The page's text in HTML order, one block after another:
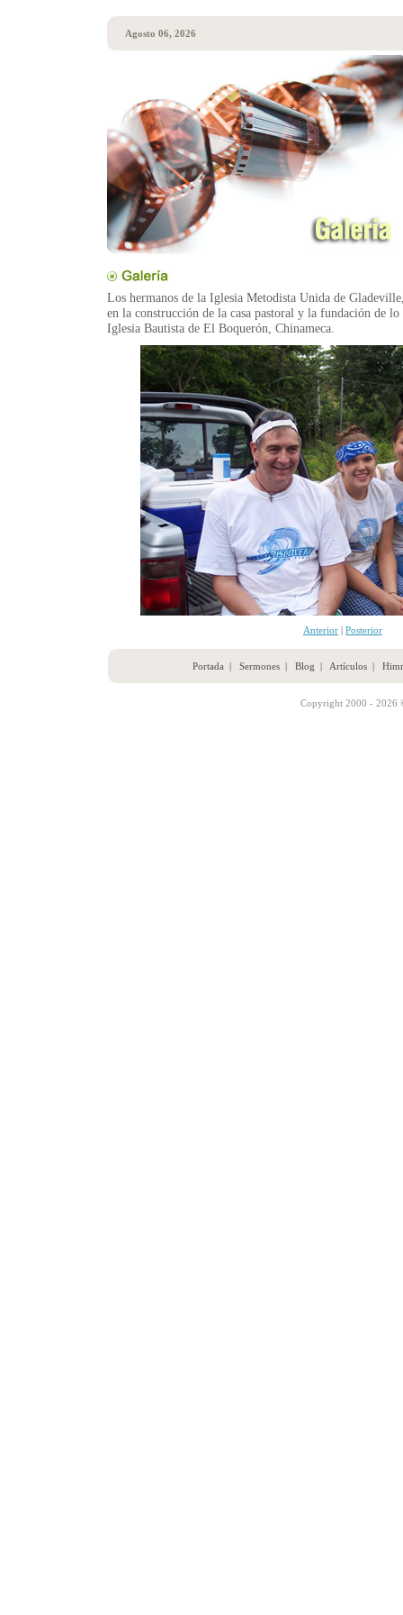
Agosto 06, 2026
Los hermanos de la Iglesia Metodista Unida de
en la construcción de la casa pastoral y la fundación de
Iglesia Bautista de El Boquerón, Chinameca.
Anterior | Posterior
Portada | Sermones| Blog | Artículos|
Copyright 2000 - 2026